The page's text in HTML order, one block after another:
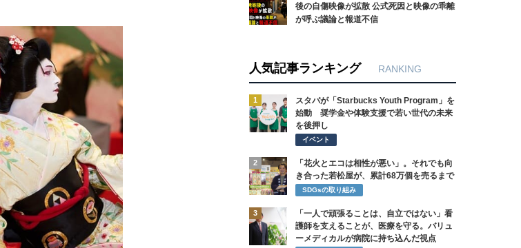
後の自傷映像が拡散 公式死因と映像の乖離
が呼ぶ議論と報道不信
人気記事ランキング RANKING
1
スタバが「Starbucks Youth Program」を
始動 奨学金や体験支援で若い世代の未来
を後押し
イベント
2
「花火とエコは相性が悪い」。それでも向
き合った若松屋が、累計68万個を売るまで
SDGsの取り組み
3
「一人で頑張ることは、自立ではない」看
護師を支えることが、医療を守る。バリュ
ーメディカルが病院に持ち込んだ視点